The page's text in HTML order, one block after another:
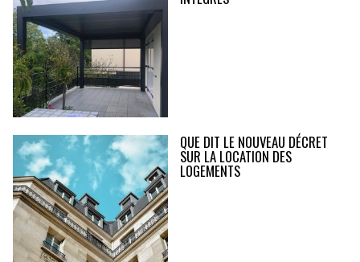
QUE DIT LE NOUVEAU DÉCRET
SUR LA LOCATION DES
LOGEMENTS